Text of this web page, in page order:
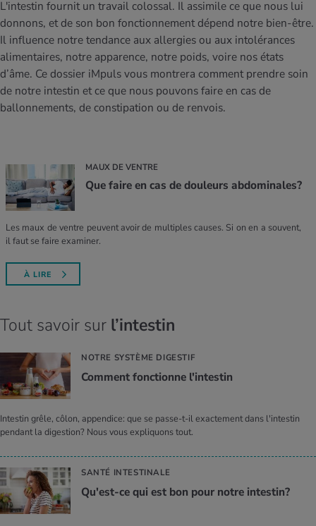
et intolérances
Calculateur d’IMC
Calculez votre besoin en calories
d’hiver
ACTUELS DANS LE DOMAINE MOUVEMENT
Course & Jogging
au quotidien
de relaxation
ACTUELS DANS LE DOMAINE RELAXATION
Détente active
médical
spécialisée
des femmes
Réduire la tension artérielle
Douleurs nerveuses
ACTUELS DANS LE DOMAINE SERVICE
Offres
Tool, test et quiz
L'intestin fournit un travail colossal. Il assimile ce que nous lui
donnons, et de son bon fonctionnement dépend notre bien-être.
Il influence notre tendance aux allergies ou aux intolérances
alimentaires, notre apparence, notre poids, voire nos états
d’âme. Ce dossier iMpuls vous montrera comment prendre soin
de notre intestin et ce que nous pouvons faire en cas de
ballonnements, de constipation ou de renvois.
MAUX DE VENTRE
Que faire en cas de douleurs abdominales?
Les maux de ventre peuvent avoir de multiples causes. Si on en a souvent,
il faut se faire examiner.
À LIRE
Tout savoir sur l’intestin
NOTRE SYSTÈME DIGESTIF
Com­ment fonc­tionne l'in­tes­tin
Intestin grêle, côlon, appendice: que se passe-t-il exactement dans l'intestin
pendant la digestion? Nous vous expliquons tout.
SANTÉ INTESTINALE
Qu'est-ce qui est bon pour notre intes­tin?